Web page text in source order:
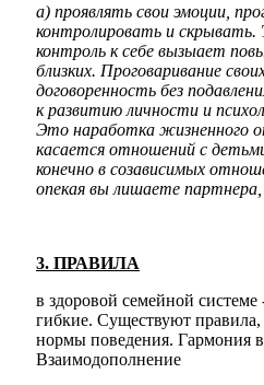
а) проявлять свои эмоции,
контролировать и скрывать.
контроль к себе вызыает
близких. Проговаривание
договоренность без
к развитию личности и
Это наработка жизненного
касается отношений с
конечно в созависимых
опекая вы лишаете партнера,
3. ПРАВИЛА
в здоровой семейной
гибкие. Существуют правила,
нормы поведения. Гармония
Взаимодополнение